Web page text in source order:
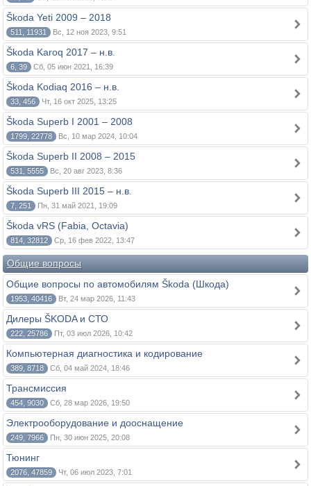
Škoda Yeti 2009 – 2018
511, 11931 Вс, 12 ноя 2023, 9:51
Škoda Karoq 2017 – н.в.
6, 39 Сб, 05 июн 2021, 16:39
Škoda Kodiaq 2016 – н.в.
33, 456 Чт, 16 окт 2025, 13:25
Škoda Superb I 2001 – 2008
1799, 22778 Вс, 10 мар 2024, 10:04
Škoda Superb II 2008 – 2015
531, 5555 Вс, 20 авг 2023, 8:36
Škoda Superb III 2015 – н.в.
7, 251 Пн, 31 май 2021, 19:09
Škoda vRS (Fabia, Octavia)
814, 32812 Ср, 16 фев 2022, 13:47
Общие вопросы
Общие вопросы по автомобилям Škoda (Шкода)
1953, 40416 Вт, 24 мар 2026, 11:43
Дилеры ŠKODA и СТО
222, 25786 Пт, 03 июл 2026, 10:42
Компьютерная диагностика и кодирование
389, 8718 Сб, 04 май 2024, 18:46
Трансмиссия
454, 9030 Сб, 28 мар 2026, 19:50
Электрооборудование и дооснащение
249, 7966 Пн, 30 июн 2025, 20:08
Тюнинг
2076, 47859 Чт, 06 июл 2023, 7:01